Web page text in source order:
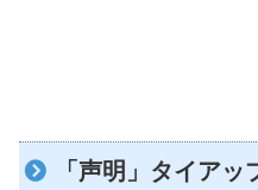
「声明」タイア